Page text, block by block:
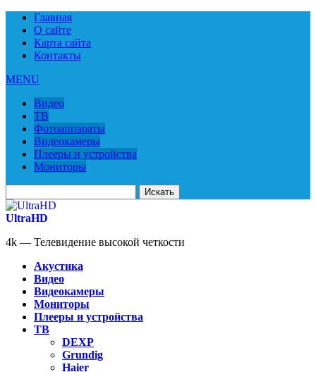
Главная
О сайте
Карта сайта
Контакты
MENU
Видео
ТВ
Фотоаппараты
Видеокамеры
Плееры и устройства
Мониторы
для:
UltraHD
4k — Телевидение высокой четкости
Акустика
Видео
Видеокамеры
Мониторы
Плееры и устройства
ТВ
DEXP
Grundig
Haier